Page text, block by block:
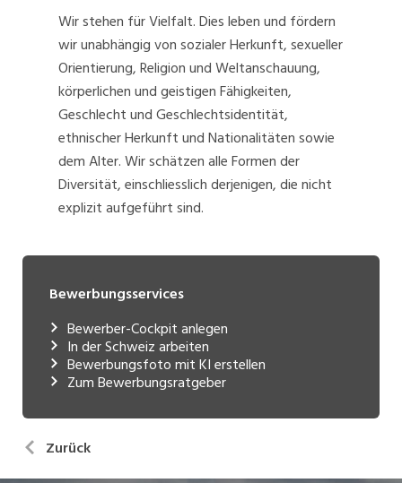
Wir stehen für Vielfalt. Dies leben und fördern
wir unabhängig von sozialer Herkunft, sexueller
Orientierung, Religion und Weltanschauung,
körperlichen und geistigen Fähigkeiten,
Geschlecht und Geschlechtsidentität,
ethnischer Herkunft und Nationalitäten sowie
dem Alter. Wir schätzen alle Formen der
Diversität, einschliesslich derjenigen, die nicht
explizit aufgeführt sind.
Bewerbungsservices
Bewerber-Cockpit anlegen
In der Schweiz arbeiten
Bewerbungsfoto mit KI erstellen
Zum Bewerbungsratgeber
Zurück